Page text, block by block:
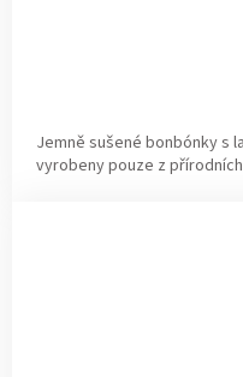
Jemně sušené bonbónky s
vyrobeny pouze z